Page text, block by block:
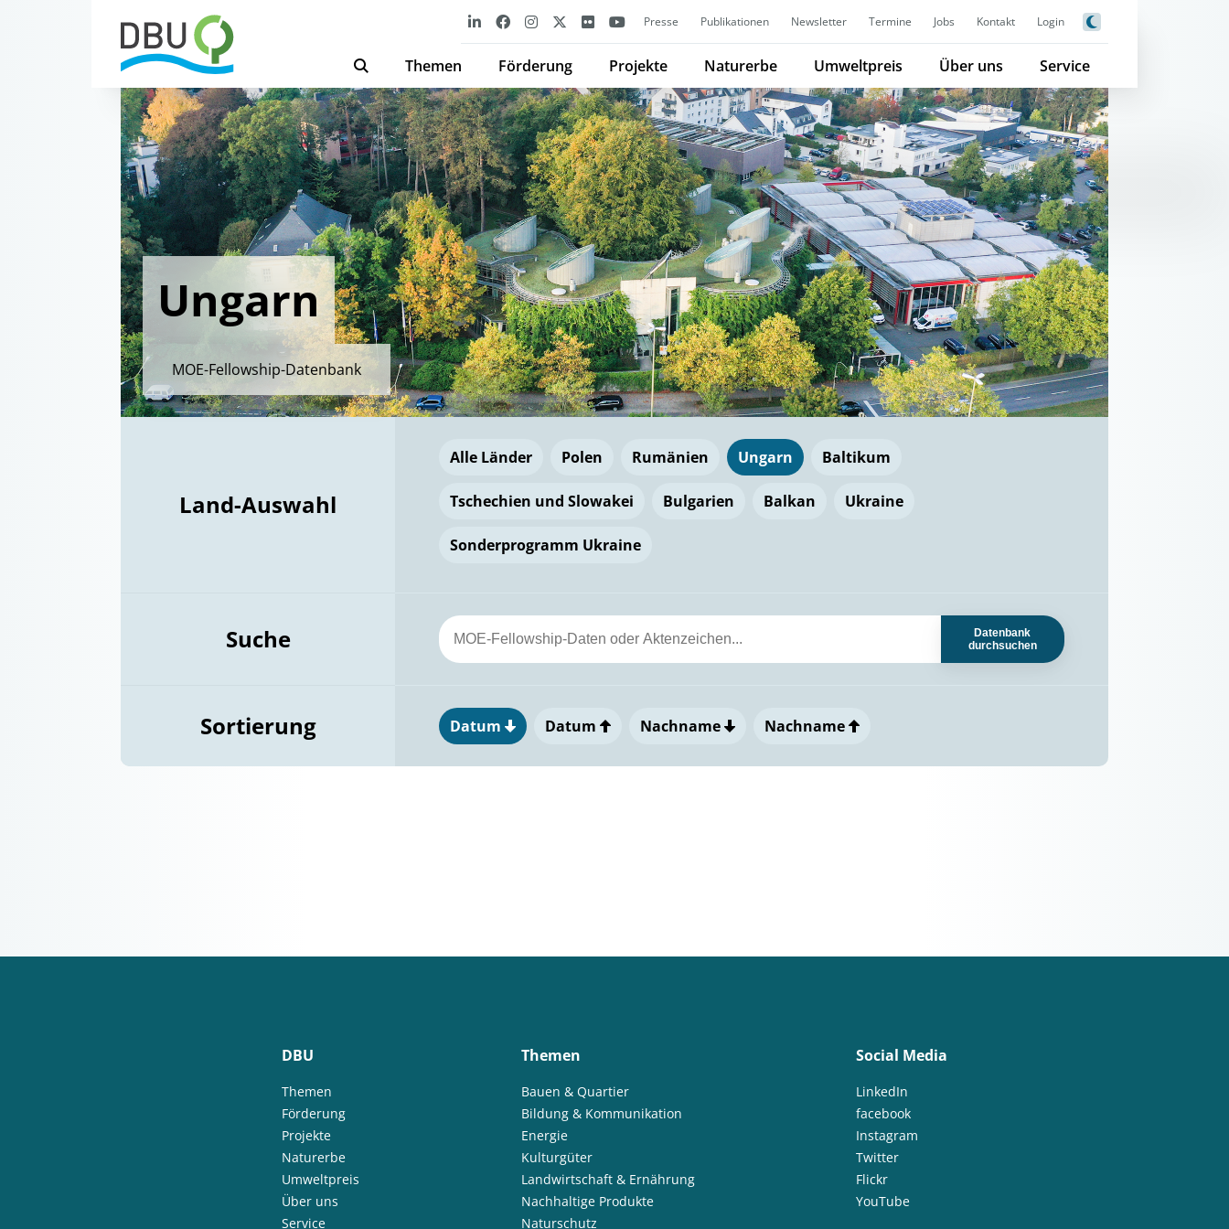
Presse Publikationen Newsletter Termine Jobs Kontakt Login
Themen Förderung Projekte Naturerbe Umweltpreis Über uns Service
Ungarn
MOE-Fellowship-Datenbank
Land-Auswahl
Alle Länder Polen Rumänien Ungarn Baltikum
Tschechien und Slowakei Bulgarien Balkan Ukraine
Sonderprogramm Ukraine
Suche
Datenbank
durchsuchen
Sortierung Datum Datum Nachname Nachname
DBU
Themen
Förderung
Projekte
Naturerbe
Umweltpreis
Über uns
Service
Themen
Bauen & Quartier
Bildung & Kommunikation
Energie
Kulturgüter
Landwirtschaft & Ernährung
Nachhaltige Produkte
Naturschutz
Social Media
LinkedIn
facebook
Instagram
Twitter
Flickr
YouTube